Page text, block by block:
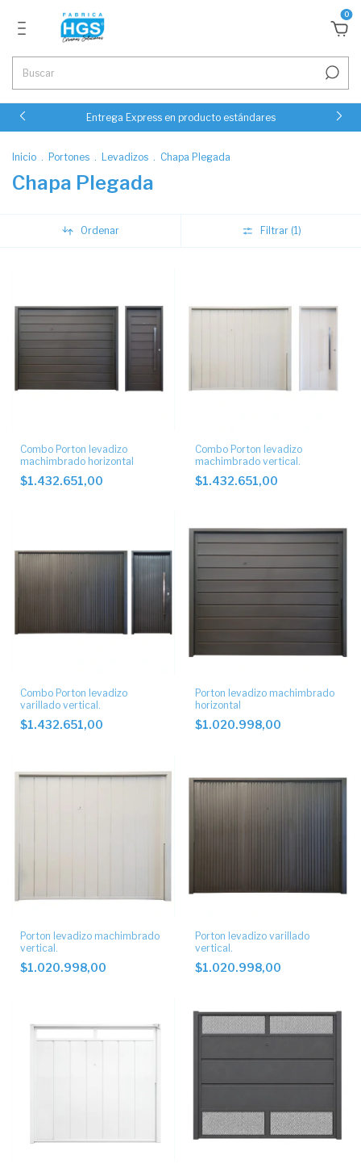
0
Entrega Express en producto estándares
Inicio . Portones . Levadizos . Chapa Plegada
Chapa Plegada
Ordenar Filtrar (1)
Combo Porton levadizo
machimbrado horizontal
$1.432.651,00
Combo Porton levadizo
machimbrado vertical.
$1.432.651,00
Combo Porton levadizo
varillado vertical.
$1.432.651,00
Porton levadizo machimbrado
horizontal
$1.020.998,00
Porton levadizo machimbrado
vertical.
$1.020.998,00
Porton levadizo varillado
vertical.
$1.020.998,00